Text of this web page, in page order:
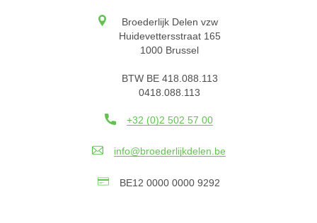
Broederlijk Delen vzw
Huidevettersstraat 165
1000 Brussel
BTW BE 418.088.113
0418.088.113
+32 (0)2 502 57 00
info@broederlijkdelen.be
BE12 0000 0000 9292